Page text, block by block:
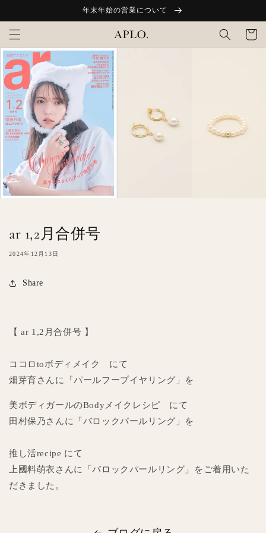
進む
年末年始の営業について
ー
ト
ar 1,2月合併号
2024年12月13日
Share
【 ar 1,2月合併号 】
ココロtoボディメイク にて
畑芽育さんに「パールフープイヤリング」を
美ボディガールのBodyメイクレシピ にて
田村保乃さんに「バロックパールリング」を
推し活recipe にて
上國料萌衣さんに「バロックパールリング」をご着用いた
だきました。